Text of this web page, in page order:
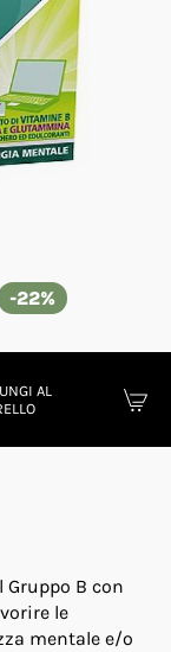
-22%
AL
B con
le
mentale e/o